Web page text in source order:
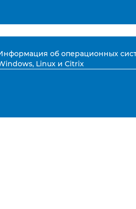
об операционных
Linux и Citrix